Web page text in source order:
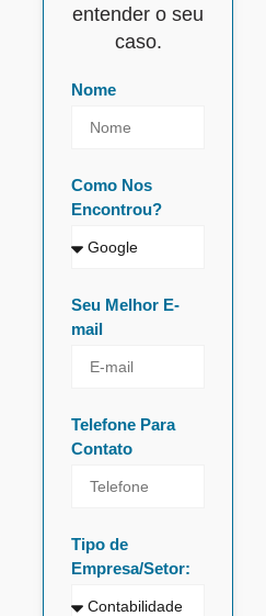
entender o seu
caso.
Nome
Como Nos
Encontrou?
Seu Melhor E-
mail
Telefone Para
Contato
Tipo de
Empresa/Setor: